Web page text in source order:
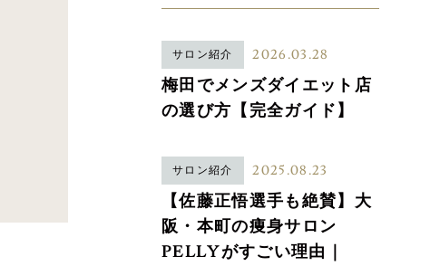
サロン紹介 2026.03.28
梅田でメンズダイエット店
の選び方【完全ガイド】
サロン紹介 2025.08.23
【佐藤正悟選手も絶賛】大
阪・本町の痩身サロン
PELLYがすごい理由｜